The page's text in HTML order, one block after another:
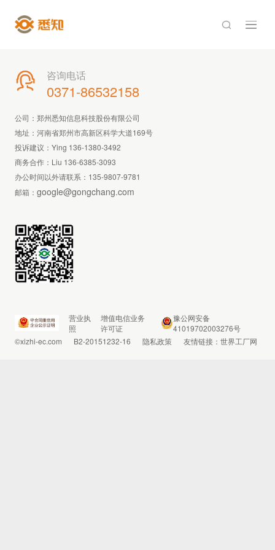

 咨询电话
0371-86532158
公司：郑州悉知信息科技股份有限公司
地址：河南省郑州市高新区科学大道169号
投诉建议：Ying 136-1380-3492
商务合作：Liu 136-6385-3093
办公时间以外请联系： 135-9807-9781
邮箱： google@gongchang.com
营业执
照
增值电信业务
许可证
豫公网安备
41019702003276号
©xizhi-ec.com
B2-20151232-16 隐私政策 友情链接： 世界工厂网